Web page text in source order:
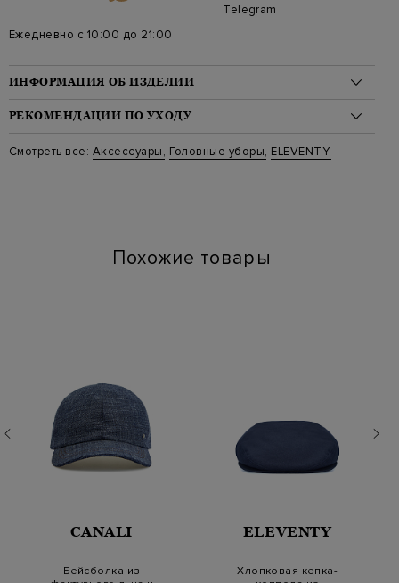
Telegram
Ежедневно с 10:00 до 21:00
ИНФОРМАЦИЯ ОБ ИЗДЕЛИИ
Материал: кашемир 100%
Стиль: Бейсболки
Цвет: Серый
Артикул: f77cplf02 tes0f061 07
РЕКОМЕНДАЦИИ ПО УХОДУ
Стирка: Ручная стирка при температуре воды до 40 градусов
Отбеливание: Отбеливание запрещено
Смотреть все: Аксессуары, Головные уборы, ELEVENTY
Похожие товары
CANALI
Бейсболка из
ELEVENTY
Хлопковая кепка-